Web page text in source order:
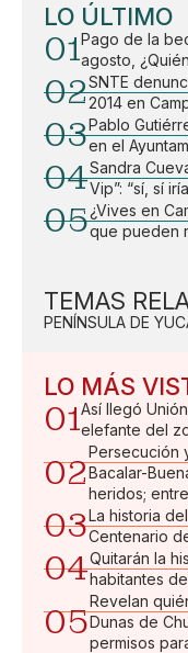
LO ÚLTIMO
01Pago de la
agosto,
02SNTE
2014 en
03Pablo
en el
04Sandra
Vip”: “sí, sí
05¿Vives en
que pueden
TEMAS
PENÍNSULA DE
LO MÁS
01Así llegó
elefante del
02
Persecución
Bacalar-
heridos;
03La historia
Centenario
04Quitarán la
habitantes
05
Revelan
Dunas de
permisos